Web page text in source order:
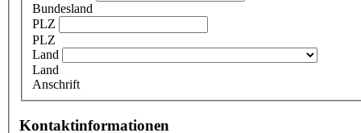
Bundesland
PLZ
PLZ
Land
Land
Anschrift
Kontaktinformationen